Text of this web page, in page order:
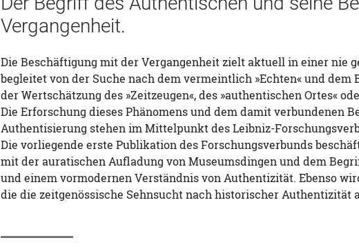
Vergangenheit.
Die Beschäftigung mit der Vergangenheit zielt aktuell in einer
begleitet von der Suche nach dem vermeintlich »Echten« und dem
der Wertschätzung des »Zeitzeugen«, des »authentischen Ortes«
Die Erforschung dieses Phänomens und dem damit verbundenen
Authentisierung stehen im Mittelpunkt des Leibniz-
Die vorliegende erste Publikation des Forschungsverbunds
mit der auratischen Aufladung von Museumsdingen und dem
und einem vormodernen Verständnis von Authentizität. Ebenso
die die zeitgenössische Sehnsucht nach historischer Authentizität